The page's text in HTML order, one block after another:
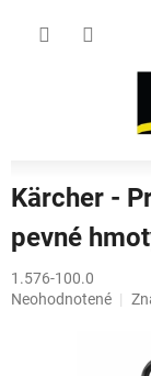
Kärcher -
pevné
1.576-100.0
Priemerné
Neohodnotené